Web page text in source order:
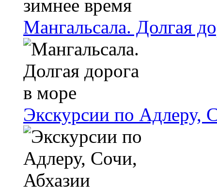
Мангальсала. Долгая
Экскурсии по Адлеру,